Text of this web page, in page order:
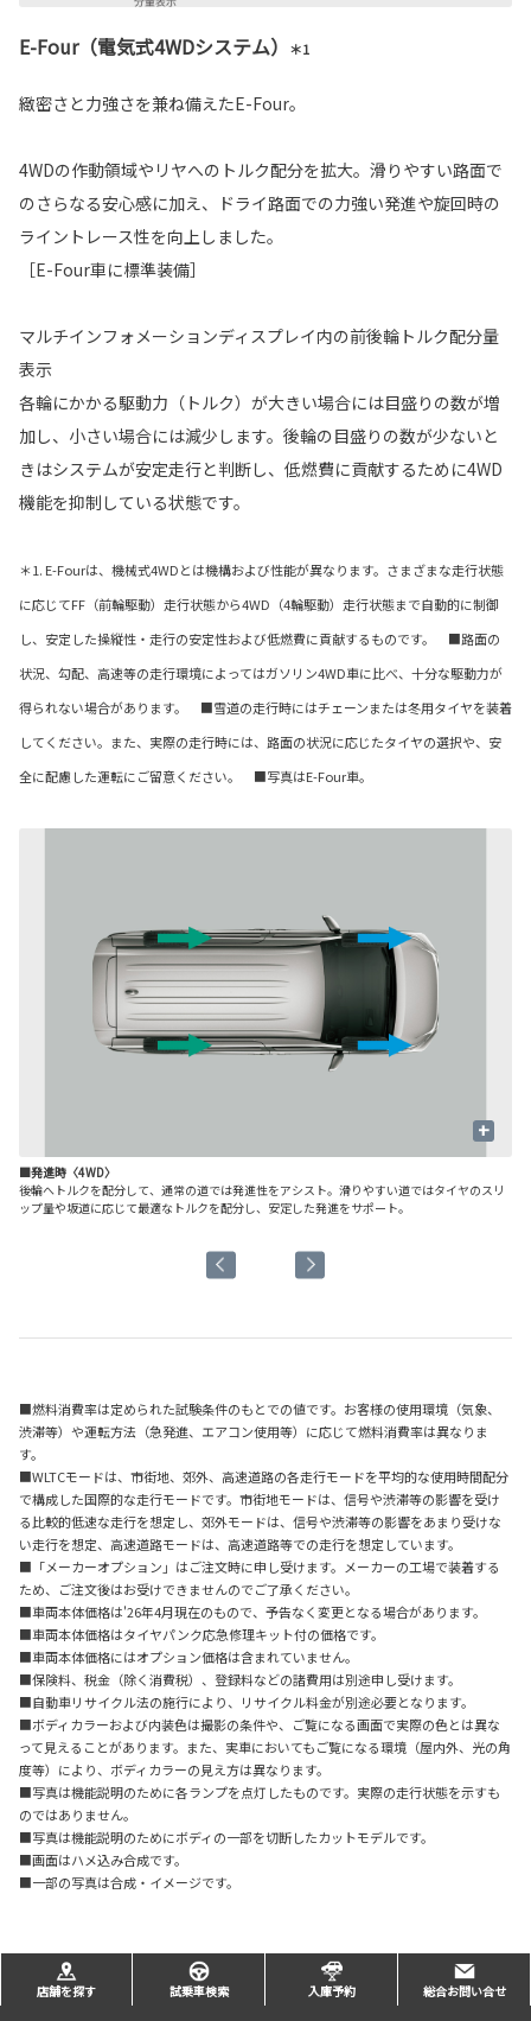
E-Four（電気式4WDシステム） ＊1
緻密さと力強さを兼ね備えたE-Four。
4WDの作動領域やリヤへのトルク配分を拡大。滑りやすい路面で
のさらなる安心感に加え、ドライ路面での力強い発進や旋回時の
ライントレース性を向上しました。
［E-Four車に標準装備］
マルチインフォメーションディスプレイ内の前後輪トルク配分量
表示
各輪にかかる駆動力（トルク）が大きい場合には目盛りの数が増
加し、小さい場合には減少します。後輪の目盛りの数が少ないと
きはシステムが安定走行と判断し、低燃費に貢献するために4WD
機能を抑制している状態です。
＊1. E-Fourは、機械式4WDとは機構および性能が異なります。さまざまな走行状態
に応じてFF（前輪駆動）走行状態から4WD（4輪駆動）走行状態まで自動的に制御
し、安定した操縦性・走行の安定性および低燃費に貢献するものです。 ■路面の
状況、勾配、高速等の走行環境によってはガソリン4WD車に比べ、十分な駆動力が
得られない場合があります。 ■雪道の走行時にはチェーンまたは冬用タイヤを装着
してください。また、実際の走行時には、路面の状況に応じたタイヤの選択や、安
全に配慮した運転にご留意ください。 ■写真はE-Four車。
+
■発進時〈4WD〉
後輪へトルクを配分して、通常の道では発進性をアシスト。滑りやすい道ではタイヤのスリ
ップ量や坂道に応じて最適なトルクを配分し、安定した発進をサポート。
■燃料消費率は定められた試験条件のもとでの値です。お客様の使用環境（気象、
渋滞等）や運転方法（急発進、エアコン使用等）に応じて燃料消費率は異なりま
す。
■WLTCモードは、市街地、郊外、高速道路の各走行モードを平均的な使用時間配分
で構成した国際的な走行モードです。市街地モードは、信号や渋滞等の影響を受け
る比較的低速な走行を想定し、郊外モードは、信号や渋滞等の影響をあまり受けな
い走行を想定、高速道路モードは、高速道路等での走行を想定しています。
■「メーカーオプション」はご注文時に申し受けます。メーカーの工場で装着する
ため、ご注文後はお受けできませんのでご了承ください。
■車両本体価格は'26年4月現在のもので、予告なく変更となる場合があります。
■車両本体価格はタイヤパンク応急修理キット付の価格です。
■車両本体価格にはオプション価格は含まれていません。
■保険料、税金（除く消費税）、登録料などの諸費用は別途申し受けます。
■自動車リサイクル法の施行により、リサイクル料金が別途必要となります。
■ボディカラーおよび内装色は撮影の条件や、ご覧になる画面で実際の色とは異な
って見えることがあります。また、実車においてもご覧になる環境（屋内外、光の角
度等）により、ボディカラーの見え方は異なります。
■写真は機能説明のために各ランプを点灯したものです。実際の走行状態を示すも
のではありません。
■写真は機能説明のためにボディの一部を切断したカットモデルです。
■画面はハメ込み合成です。
■一部の写真は合成・イメージです。
店舗を探す 試乗車検索 入庫予約 総合お問い合せ